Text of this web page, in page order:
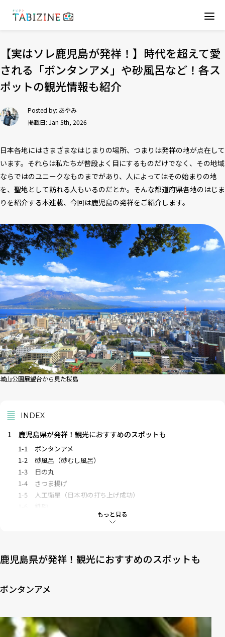
【実はソレ鹿児島が発祥！】時代を超えて愛
される「ボンタンアメ」や砂風呂など！各ス
ポットの観光情報も紹介
Posted by: あやみ
掲載日: Jan 5th, 2026
日本各地にはさまざまなはじまりの場所、つまりは発祥の地が点在して
います。それらは私たちが普段よく目にするものだけでなく、その地域
ならではのユニークなものまでがあり、人によってはその始まりの地
を、聖地として訪れる人もいるのだとか。そんな都道府県各地のはじま
りを紹介する本連載、今回は鹿児島の発祥をご紹介します。
城山公園展望台から見た桜島
もっと見る
INDEX
1 鹿児島県が発祥！観光におすすめのスポットも
1-1
ボンタンアメ
1-2
砂風呂（砂むし風呂）
1-3
日の丸
1-4
さつま揚げ
1-5
人工衛星（日本初の打ち上げ成功）
鹿児島には日本を動かした始まりがそろう！
鹿児島県が発祥！観光におすすめのスポットも
ボンタンアメ